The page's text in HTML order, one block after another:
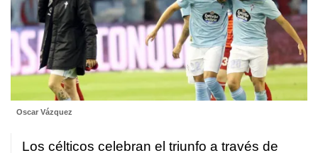
Oscar Vázquez
Los célticos celebran el triunfo a través de